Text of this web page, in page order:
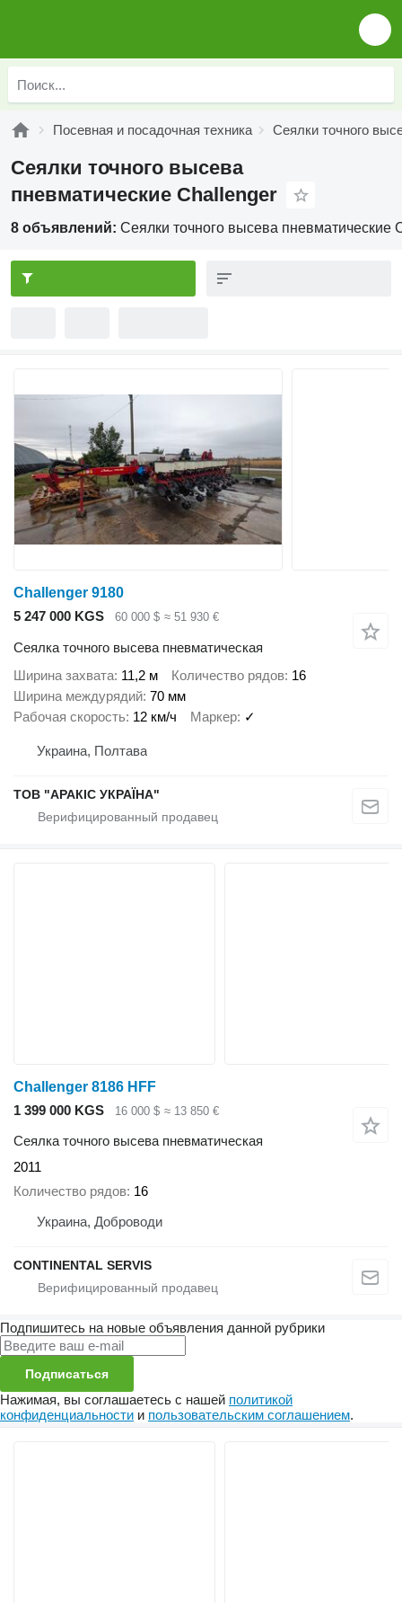
Посевная и посадочная техника Сеялки точного
Сеялки точного высева
пневматические Challenger
8 объявлений: Сеялки точного высева пневматические
Challenger 9180
5 247 000 KGS
60 000 $ ≈ 51 930 €
Сеялка точного высева пневматическая
Ширина захвата 11,2 м Количество рядов 16
Ширина междурядий 70 мм
Рабочая скорость 12 км/ч Маркер ✓
Украина, Полтава
ТОВ "АРАКІС УКРАЇНА"
Challenger 8186 HFF
1 399 000 KGS
16 000 $ ≈ 13 850 €
Сеялка точного высева пневматическая
2011
Количество рядов 16
Украина, Доброводи
CONTINENTAL SERVIS
Подпишитесь на новые объявления данной рубрики
Подписаться
Нажимая, вы соглашаетесь с нашей политикой
конфиденциальности и пользовательским соглашением.